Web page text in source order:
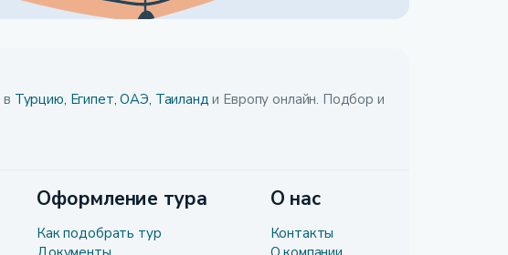
в Турцию, Египет, ОАЭ, Таиланд и Европу онлайн. Подбор и
Оформление тура
Как подобрать тур
О нас
Контакты